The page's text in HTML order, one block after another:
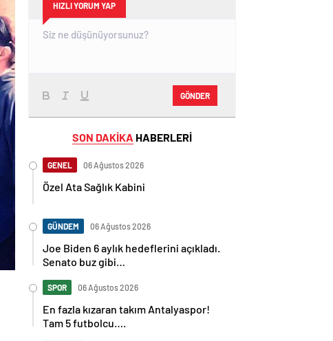
HIZLI YORUM YAP
GÖNDER
SON DAKİKA HABERLERİ
GENEL 06 Ağustos 2026
Özel Ata Sağlık Kabini
GÜNDEM 06 Ağustos 2026
Joe Biden 6 aylık hedeflerini açıkladı.
Senato buz gibi…
SPOR 06 Ağustos 2026
En fazla kızaran takım Antalyaspor!
Tam 5 futbolcu….